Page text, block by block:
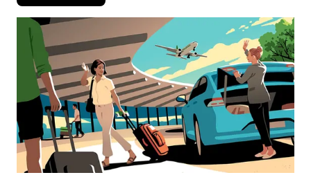
flecha
hacia
abajo
para
interactuar
con
calendario
y
selecciona
una
fecha.
Presiona
la